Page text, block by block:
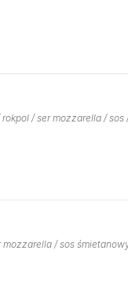
/ ser mozzarella / sos
/ sos